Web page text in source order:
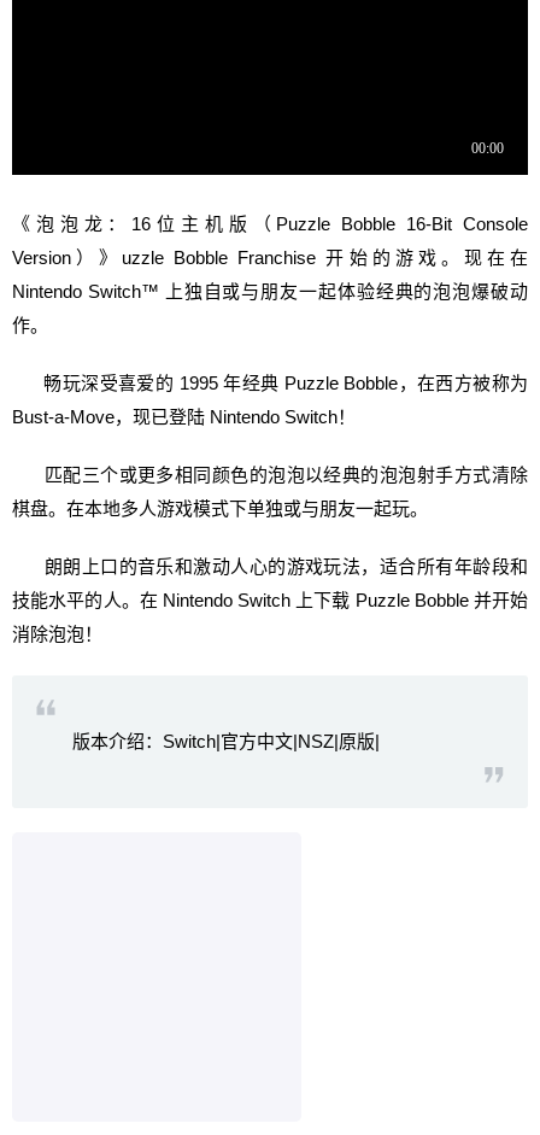
《泡泡龙：16位主机版（Puzzle Bobble 16-Bit Console
Version）》uzzle Bobble Franchise 开始的游戏。现在在
Nintendo Switch™ 上独自或与朋友一起体验经典的泡泡爆破动
作。
畅玩深受喜爱的 1995 年经典 Puzzle Bobble，在西方被称为
Bust-a-Move，现已登陆 Nintendo Switch！
匹配三个或更多相同颜色的泡泡以经典的泡泡射手方式清除
棋盘。在本地多人游戏模式下单独或与朋友一起玩。
朗朗上口的音乐和激动人心的游戏玩法，适合所有年龄段和
技能水平的人。在 Nintendo Switch 上下载 Puzzle Bobble 并开始
消除泡泡！
版本介绍：Switch|官方中文|NSZ|原版|